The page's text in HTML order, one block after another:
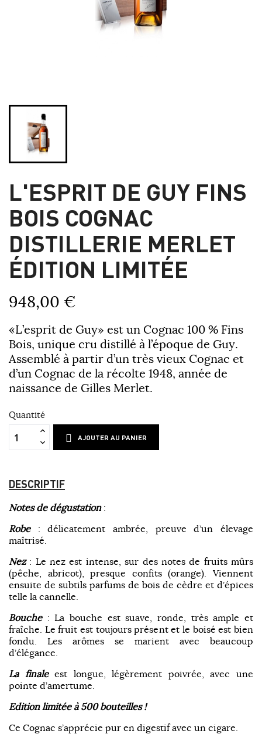
L'ESPRIT DE GUY FINS
BOIS COGNAC
DISTILLERIE MERLET
ÉDITION LIMITÉE
948,00 €
«L’esprit de Guy» est un Cognac 100 % Fins
Bois, unique cru distillé à l’époque de Guy.
Assemblé à partir d’un très vieux Cognac et
d’un Cognac de la récolte 1948, année de
naissance de Gilles Merlet.
Quantité
AJOUTER AU PANIER
DESCRIPTIF
Notes de dégustation:
Robe: délicatement ambrée, preuve d’un élevage
maîtrisé.
Nez: Le nez est intense, sur des notes de fruits mûrs
(pêche, abricot), presque confits (orange). Viennent
ensuite de subtils parfums de bois de cèdre et d’épices
telle la cannelle.
Bouche: La bouche est suave, ronde, très ample et
fraîche. Le fruit est toujours présent et le boisé est bien
fondu. Les arômes se marient avec beaucoup
d’élégance.
La finaleest longue, légèrement poivrée, avec une
pointe d’amertume.
Edition limitée à 500 bouteilles !
Ce Cognac s’apprécie pur en digestif avec un cigare.